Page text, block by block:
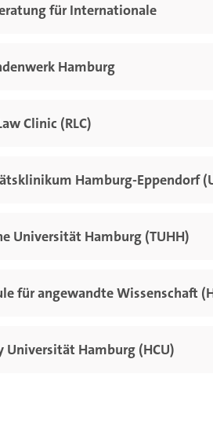
für Internationale
Hamburg
Clinic (RLC)
Hamburg-Eppendorf
Universität Hamburg (TUHH)
für angewandte Wissenschaft
Universität Hamburg (HCU)